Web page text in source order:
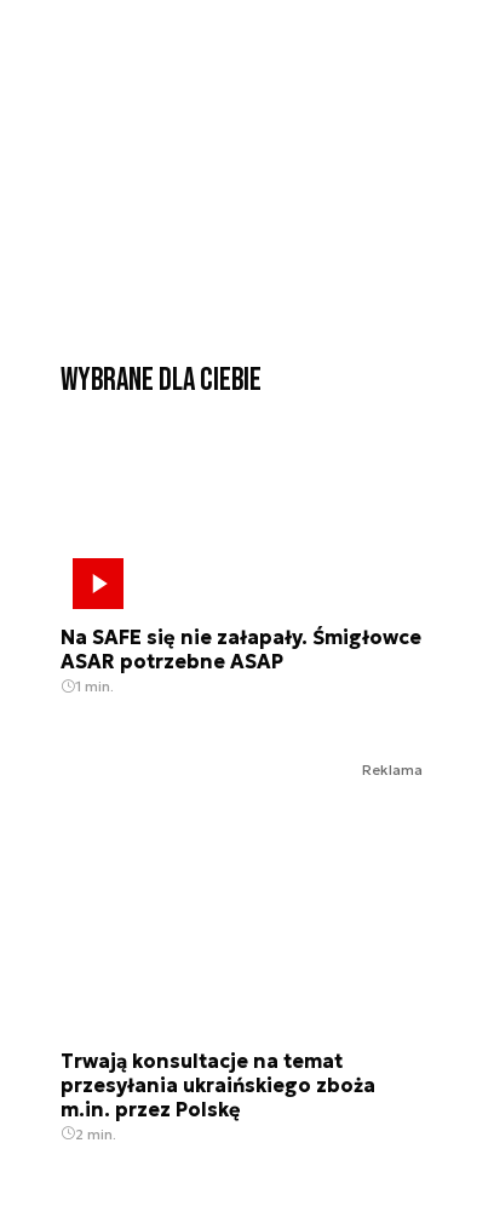
Wybrane dla Ciebie
Na SAFE się nie załapały. Śmigłowce
ASAR potrzebne ASAP
1 min.
Reklama
Trwają konsultacje na temat
przesyłania ukraińskiego zboża
m.in. przez Polskę
2 min.